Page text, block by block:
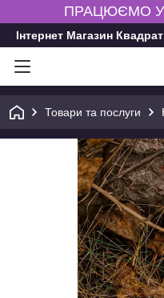
ПРАЦЮЄМО У
Інтернет Магазин Квадрат
Товари та послуги